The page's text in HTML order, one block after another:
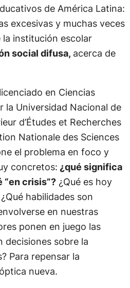
de América Latina:
excesivas y muchas veces
institución escolar
social difusa, acerca de
en Ciencias
la Universidad Nacional de
d’Études et Recherches
Nationale des Sciences
el problema en foco y
concretos: ¿qué significa
“en crisis”?¿Qué es hoy
habilidades son
en nuestras
ponen en juego las
decisiones sobre la
Para repensar la
nueva.